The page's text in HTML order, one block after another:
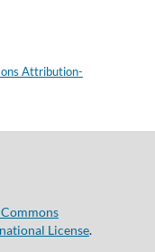
Attribution-
License.